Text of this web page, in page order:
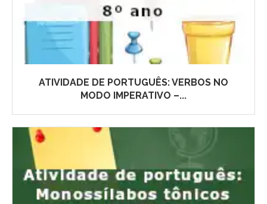
ATIVIDADE DE PORTUGUÊS: VERBOS NO
MODO IMPERATIVO –...